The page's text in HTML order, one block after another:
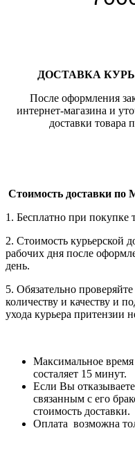
ДОСТАВКА
После оформления
интернет-магазина и
доставки товара
Стоимость доставки по
1. Бесплатно при покупке
2. Стоимость курьерской
рабочих дня после
день.
5. Обязательно
количеству и качеству и
ухода курьера притензии
Максимальное
состаляет 15 минут.
Если Вы
связанным с его
стоимость доставки.
Оплата возможна